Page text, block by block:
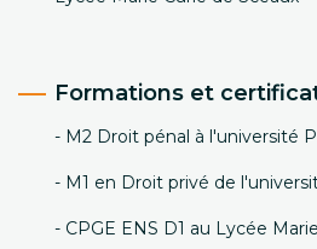
Formations et
- M2 Droit pénal à l'université
- M1 en Droit privé de
- CPGE ENS D1 au Lycée